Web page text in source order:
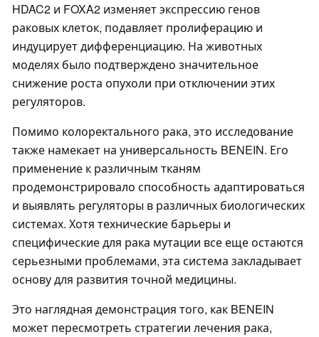
HDAC2 и FOXA2 изменяет экспрессию генов
раковых клеток, подавляет пролиферацию и
индуцирует дифференциацию. На животных
моделях было подтверждено значительное
снижение роста опухоли при отключении этих
регуляторов.
Помимо колоректального рака, это исследование
также намекает на универсальность BENEIN. Его
применение к различным тканям
продемонстрировало способность адаптироваться
и выявлять регуляторы в различных биологических
системах. Хотя технические барьеры и
специфические для рака мутации все еще остаются
серьезными проблемами, эта система закладывает
основу для развития точной медицины.
Это наглядная демонстрация того, как BENEIN
может пересмотреть стратегии лечения рака,